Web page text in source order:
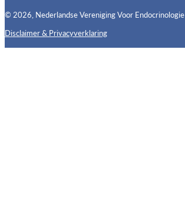
© 2026, Nederlandse Vereniging Voor Endocrinologie
Disclaimer & PrivacyverklaringFollow us on X